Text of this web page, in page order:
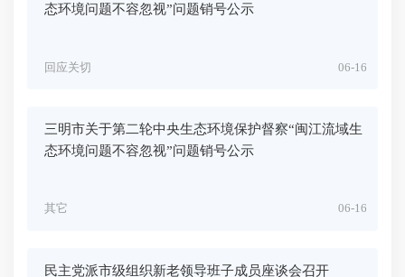
态环境问题不容忽视”问题销号公示
06-16
回应关切
三明市关于第二轮中央生态环境保护督察“闽江流域生
态环境问题不容忽视”问题销号公示
06-16
其它
民主党派市级组织新老领导班子成员座谈会召开